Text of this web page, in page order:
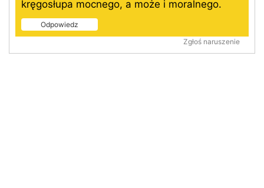
kręgosłupa mocnego, a może i moralnego.
Odpowiedz
Zgłoś naruszenie